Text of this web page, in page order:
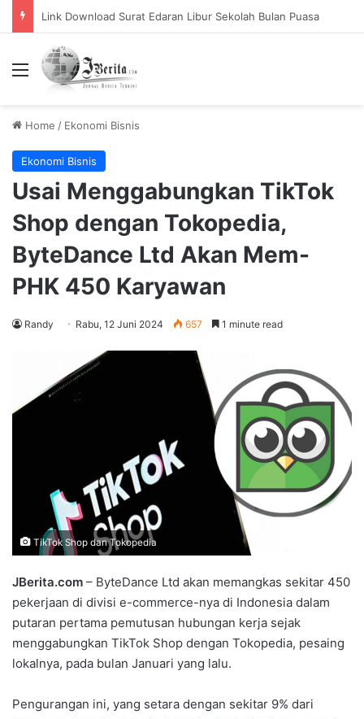
Menu
Home / Ekonomi Bisnis
Ekonomi Bisnis
Usai Menggabungkan TikTok
Shop dengan Tokopedia,
ByteDance Ltd Akan Mem-
PHK 450 Karyawan
Randy Rabu, 12 Juni 2024 657 1 minute read
TikTok Shop dan Tokopedia
JBerita.com – ByteDance Ltd akan memangkas sekitar 450
pekerjaan di divisi e-commerce-nya di Indonesia dalam
putaran pertama pemutusan hubungan kerja sejak
menggabungkan TikTok Shop dengan Tokopedia, pesaing
lokalnya, pada bulan Januari yang lalu.
Pengurangan ini, yang setara dengan sekitar 9% dari